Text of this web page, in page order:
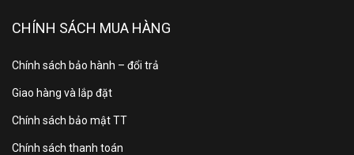
CHÍNH SÁCH MUA HÀNG
Chính sách bảo hành – đổi trả
Giao hàng và lắp đặt
Chính sách bảo mật TT
Chính sách thanh toán